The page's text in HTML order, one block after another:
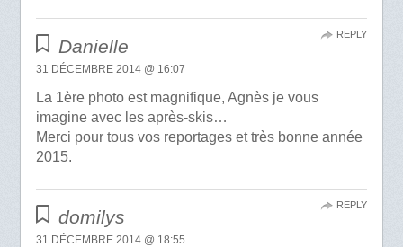
Danielle
31 DÉCEMBRE 2014 @ 16:07
La 1ère photo est magnifique, Agnès je vous
imagine avec les après-skis…
Merci pour tous vos reportages et très bonne année
2015.
REPLY
domilys
31 DÉCEMBRE 2014 @ 18:55
REPLY